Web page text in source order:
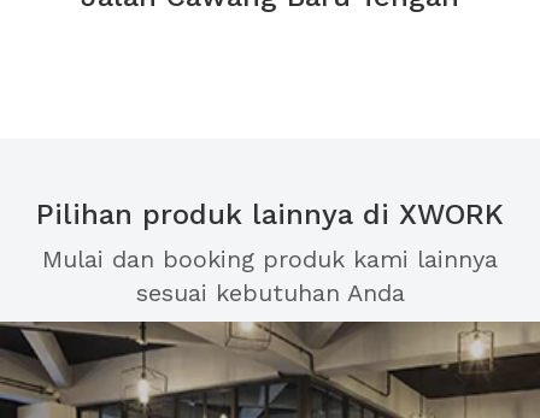
Pilihan produk lainnya di XWORK
Mulai dan booking produk kami lainnya
sesuai kebutuhan Anda